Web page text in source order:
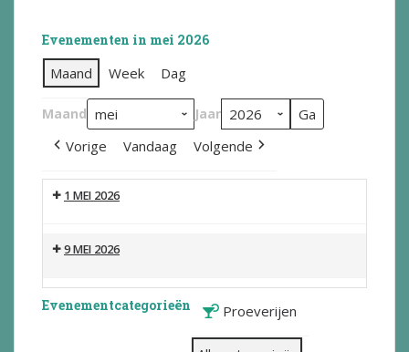
Evenementen in mei 2026
Maand Week Dag
Maand Jaar
Vorige Vandaag Volgende
1 MEI 2026
9 MEI 2026
Evenementcategorieën Proeverijen